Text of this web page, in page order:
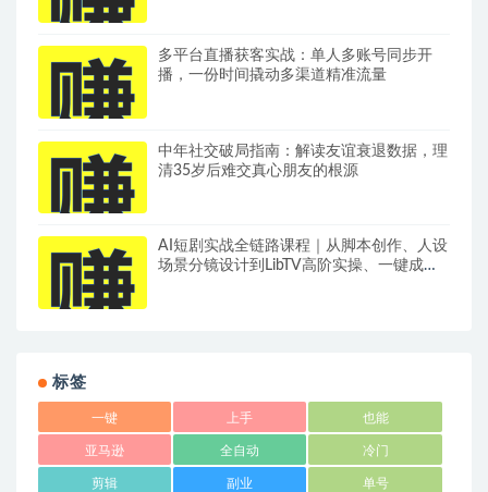
多平台直播获客实战：单人多账号同步开
播，一份时间撬动多渠道精准流量
中年社交破局指南：解读友谊衰退数据，理
清35岁后难交真心朋友的根源
AI短剧实战全链路课程｜从脚本创作、人设
场景分镜设计到LibTV高阶实操、一键成片
标签
一键 上手 也能
亚马逊 全自动 冷门
剪辑 副业 单号